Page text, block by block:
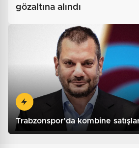
gözaltına alındı
Trabzonspor’da kombine